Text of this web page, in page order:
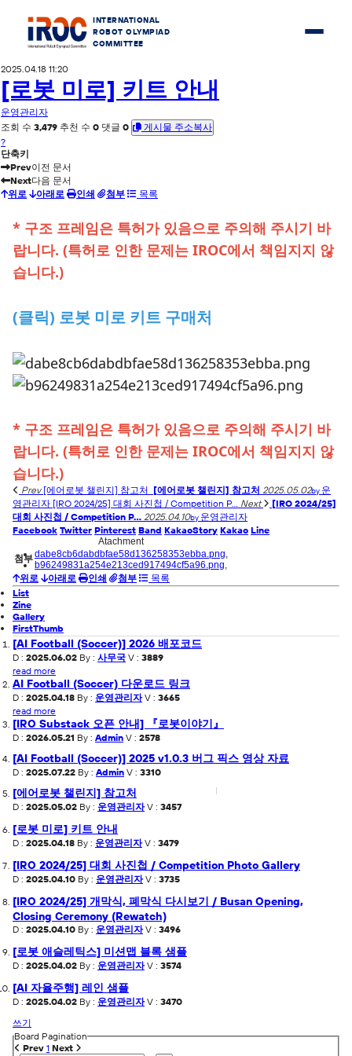
INTERNATIONAL
ROBOT OLYMPIAD
COMMITTEE
2025.04.18 11:20
[로봇 미로] 키트 안내
운영관리자
조회 수 3,479 추천 수 0 댓글 0 게시물 주소복사
?
단축키
Prev이전 문서
Next다음 문서
위로
아래로 인쇄 첨부 목록
* 구조 프레임은 특허가 있음으로 주의해 주시기 바
랍니다. (특허로 인한 문제는 IROC에서 책임지지 않
습니다.)
(클릭) 로봇 미로 키트 구매처
* 구조 프레임은 특허가 있음으로 주의해 주시기 바
랍니다. (특허로 인한 문제는 IROC에서 책임지지 않
습니다.)
Prev[에어로봇 챌린지] 참고처 [에어로봇 챌린지] 참고처 2025.05.02by 운
영관리자 [IRO 2024/25] 대회 사진첩 / Competition P... Next
[IRO 2024/25]
대회 사진첩 / Competition P... 2025.04.10by 운영관리자
Facebook Twitter Pinterest Band KakaoStory Kakao Line
Atachment
첨부dabe8cb6dabdbfae58d136258353ebba.png,
b96249831a254e213ced917494cf5a96.png,
위로 아래로 인쇄 첨부
목록
List
Zine
Gallery
FirstThumb
[AI Football (Soccer)] 2026 배포코드
D : 2025.06.02 By : 사무국 V : 3889
read more
AI Football (Soccer) 다운로드 링크
D : 2025.04.18 By : 운영관리자 V : 3665
read more
[IRO Substack 오픈 안내] 『로봇이야기』
D : 2026.05.21 By : Admin V : 2578
[AI Football (Soccer)] 2025 v1.0.3 버그 픽스 영상 자료
D : 2025.07.22 By : Admin V : 3310
[에어로봇 챌린지] 참고처
D : 2025.05.02 By : 운영관리자 V : 3457
[로봇 미로] 키트 안내
D : 2025.04.18 By : 운영관리자 V : 3479
[IRO 2024/25] 대회 사진첩 / Competition Photo Gallery
D : 2025.04.10 By : 운영관리자 V : 3735
[IRO 2024/25] 개막식, 폐막식 다시보기 / Busan Opening,
Closing Ceremony (Rewatch)
D : 2025.04.10 By : 운영관리자 V : 3496
[로봇 애슬레틱스] 미션맵 블록 샘플
D : 2025.04.02 By : 운영관리자 V : 3574
[AI 자율주행] 레인 샘플
D : 2025.04.02 By : 운영관리자 V : 3470
쓰기
Board Pagination
Prev 1 Next